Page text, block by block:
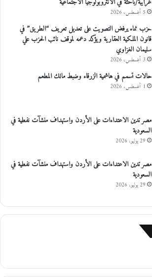
5 أغسطس، 2026
حزب نماء يرفض التصويت على تعديل تعريف “الطريق” في
قانون الملكية العقارية ويؤكد دعمه لموقف نائب الحزب علي
سليمان الغزاوي
3 أغسطس، 2026
حالات تسمم في هاشمية الزرقاء وضبط مالك المطعم
1 أغسطس، 2026
مصر تدين الاعتداءات على الأردن واستهداف منشآت نفطية في
السعودية
29 يوليو، 2026
مصر تدين الاعتداءات على الأردن واستهداف منشآت نفطية في
السعودية
29 يوليو، 2026